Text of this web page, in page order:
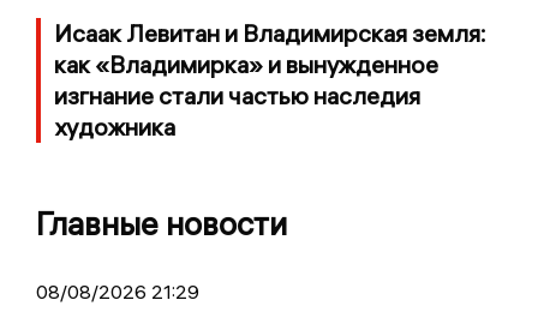
Исаак Левитан и Владимирская земля:
как «Владимирка» и вынужденное
изгнание стали частью наследия
художника
Главные новости
08/08/2026 21:29